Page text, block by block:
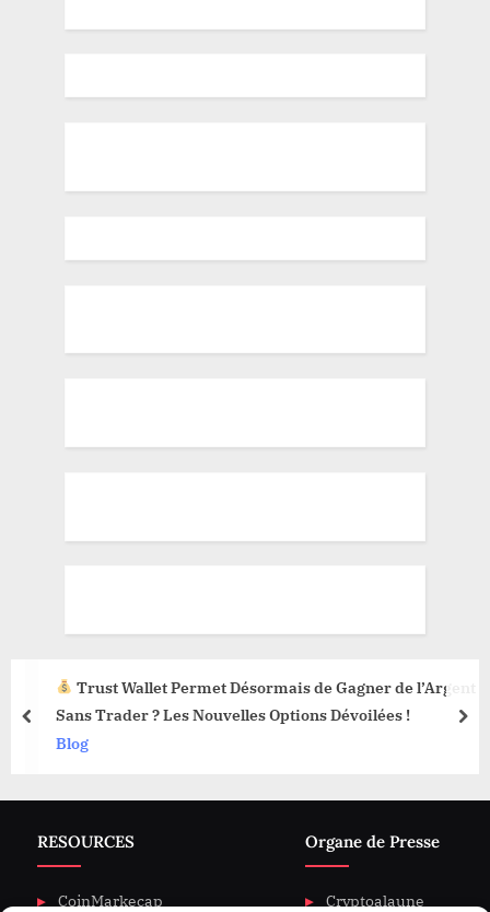
Trust Wallet Permet Désormais de Gagner de l’Argent
Sans Trader ? Les Nouvelles Options Dévoilées !
Blog
prev
RESOURCES
CoinMarkecap
Organe de Presse
Cryptoalaune